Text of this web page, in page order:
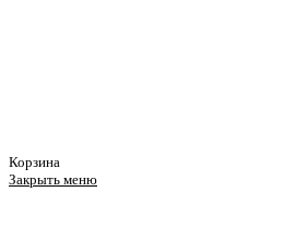
Корзина
Закрыть меню